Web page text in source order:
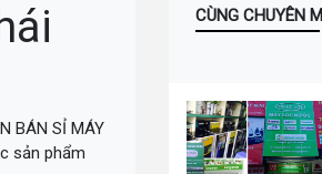
BÁN SỈ MÁY
sản phẩm
CÙNG CHUYÊN